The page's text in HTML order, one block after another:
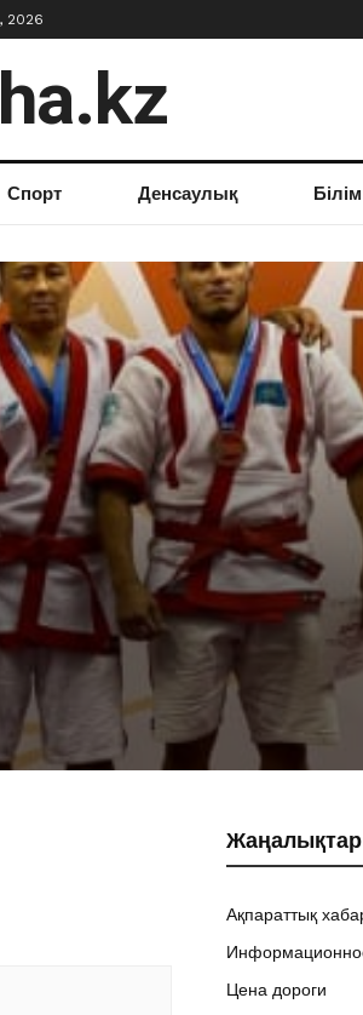
2026
Спорт Денсаулық Білім
Жаңалықтар
Ақпараттық
Цена дороги